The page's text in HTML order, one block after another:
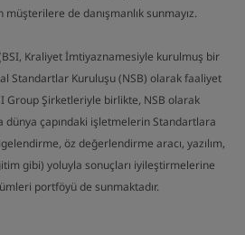
de danışmanlık sunmayız.
Kraliyet İmtiyaznamesiyle kurulmuş bir
Standartlar Kuruluşu (NSB) olarak faaliyet
Group Şirketleriyle birlikte, NSB olarak
dünya çapındaki işletmelerin Standartlara
öz değerlendirme aracı, yazılım,
gibi) yoluyla sonuçları iyileştirmelerine
portföyü de sunmaktadır.